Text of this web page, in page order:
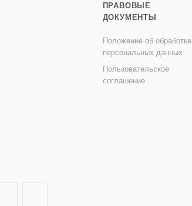
ПРАВОВЫЕ
ДОКУМЕНТЫ
Положение об обработке
персональных данных
Пользовательское
соглашение